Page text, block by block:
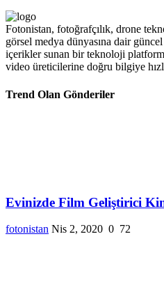
Fotonistan, fotoğrafçılık, drone
görsel medya dünyasına dair
içerikler sunan bir teknoloji
video üreticilerine doğru bilgiye
Trend Olan Gönderiler
Evinizde Film Geliştirici
fotonistan Nis 2, 2020 0 72